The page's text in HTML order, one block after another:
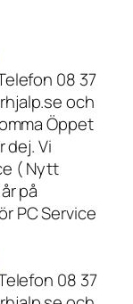
08 37
och
Öppet
dej. Vi
( Nytt
på
PC Service
08 37